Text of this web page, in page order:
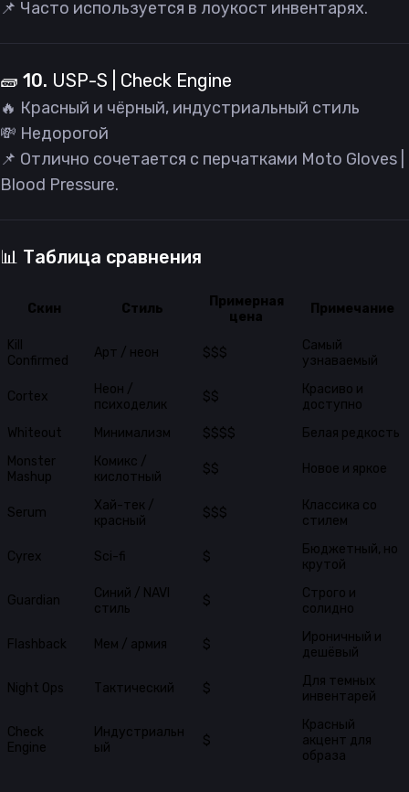
📌 Часто используется в лоукост инвентарях.
🧱 10. USP-S | Check Engine
🔥 Красный и чёрный, индустриальный стиль
💸 Недорогой
📌 Отлично сочетается с перчатками Moto Gloves |
Blood Pressure.
📊 Таблица сравнения
Скин Стиль
Примерная
цена
Примечание
Kill
Confirmed
Арт / неон $$$
Самый
узнаваемый
Cortex
Неон /
психоделик
$$
Красиво и
доступно
Whiteout
Минимализм $$$$
Белая редкость
Monster
Mashup
Комикс /
кислотный
$$ Новое и яркое
Serum
Хай-тек /
красный
$$$
Классика со
стилем
Cyrex Sci-fi $
Бюджетный, но
крутой
Guardian
Синий / NAVI
стиль
$
Строго и
солидно
Flashback Мем / армия $
Ироничный и
дешёвый
Night Ops Тактический $
Для темных
инвентарей
Check
Engine
Индустриальн
ый
$
Красный
акцент для
образа